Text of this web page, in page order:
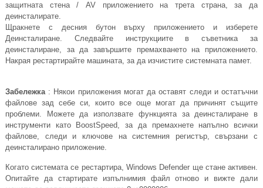
защитната стена / AV приложението на трета страна, за да
деинсталирате.
Щракнете с десния бутон върху приложението и изберете
Деинсталиране. Следвайте инструкциите в съветника за
деинсталиране, за да завършите премахването на приложението.
Накрая рестартирайте машината, за да изчистите системната памет.
Забележка: Някои приложения могат да оставят следи и остатъчни
файлове зад себе си, които все още могат да причинят същите
проблеми. Можете да използвате функцията за деинсталиране в
инструменти като BoostSpeed, за да премахнете напълно всички
файлове, следи и ключове на системния регистър, свързани с
деинсталирано приложение.
Когато системата се рестартира, Windows Defender ще стане активен.
Опитайте да стартирате изпълнимия файл отново и вижте дали